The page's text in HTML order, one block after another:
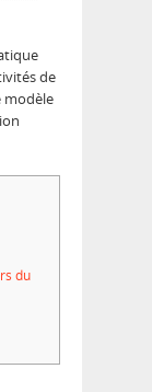
de
modèle
du